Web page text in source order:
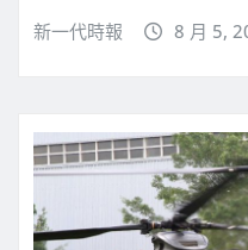
新一代時報 8 月 5,